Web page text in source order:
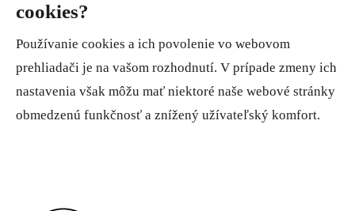
cookies?
Používanie cookies a ich povolenie vo webovom
prehliadači je na vašom rozhodnutí. V prípade zmeny ich
nastavenia však môžu mať niektoré naše webové stránky
obmedzenú funkčnosť a znížený užívateľský komfort.